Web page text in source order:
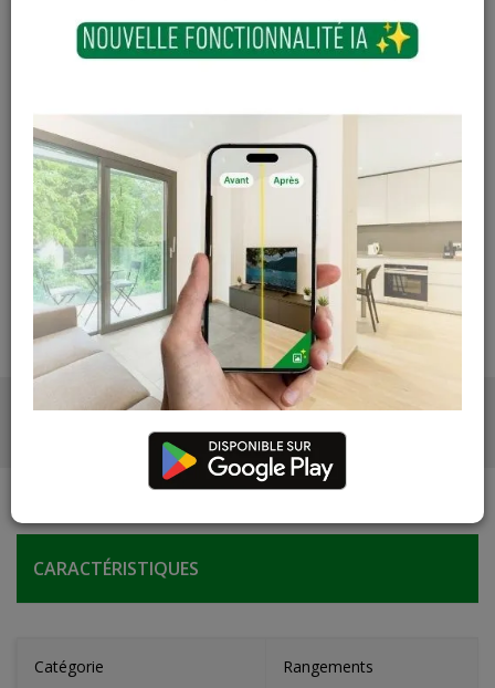
Court-St-Etienne Hors stock
Contactez Diffusion Menuiserie pour obtenir le temps de
réapprovisionnement pour ce produit
Les teintes, nuances et veinages des photos peuvent
varier par rapport au produit réel
CARACTÉRISTIQUES
Catégorie Rangements